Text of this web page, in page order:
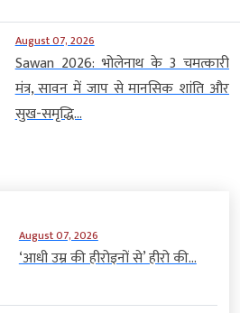
August 07, 2026
Sawan 2026: भोलेनाथ के 3 चमत्कारी
मंत्र, सावन में जाप से मानसिक शांति और
सुख-समृद्धि...
August 07, 2026
‘आधी उम्र की हीरोइनों से’ हीरो की...